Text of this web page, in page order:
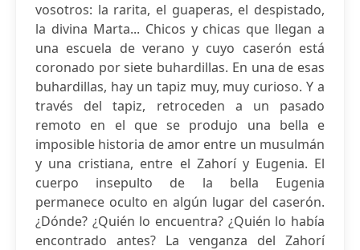
vosotros: la rarita, el guaperas, el despistado,
la divina Marta... Chicos y chicas que llegan a
una escuela de verano y cuyo caserón está
coronado por siete buhardillas. En una de esas
buhardillas, hay un tapiz muy, muy curioso. Y a
través del tapiz, retroceden a un pasado
remoto en el que se produjo una bella e
imposible historia de amor entre un musulmán
y una cristiana, entre el Zahorí y Eugenia. El
cuerpo insepulto de la bella Eugenia
permanece oculto en algún lugar del caserón.
¿Dónde? ¿Quién lo encuentra? ¿Quién lo había
encontrado antes? La venganza del Zahorí